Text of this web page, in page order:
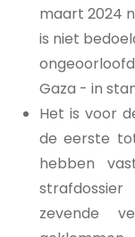
maart 2024
is niet
Gaza - in
Het is voor
de eerste
hebben
zevende